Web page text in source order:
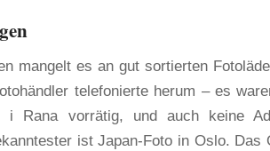
mangelt es an gut sortierten
telefonierte herum – es
i Rana vorrätig, und auch keine
ist Japan-Foto in Oslo.